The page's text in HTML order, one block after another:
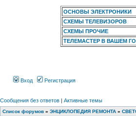
ОСНОВЫ ЭЛЕКТРОНИКИ
СХЕМЫ ТЕЛЕВИЗОРОВ
СХЕМЫ ПРОЧИЕ
ТЕЛЕМАСТЕР В ВАШЕМ
Вход Регистрация
Сообщения без ответов | Активные темы
Список форумов » ЭНЦИКЛОПЕДИЯ РЕМОНТА »